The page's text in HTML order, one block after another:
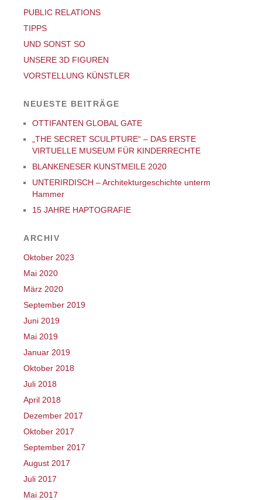
PUBLIC RELATIONS
TIPPS
UND SONST SO
UNSERE 3D FIGUREN
VORSTELLUNG KÜNSTLER
NEUESTE BEITRÄGE
OTTIFANTEN GLOBAL GATE
„THE SECRET SCULPTURE“ – DAS ERSTE
VIRTUELLE MUSEUM FÜR KINDERRECHTE
BLANKENESER KUNSTMEILE 2020
UNTERIRDISCH – Architekturgeschichte unterm
Hammer
15 JAHRE HAPTOGRAFIE
ARCHIV
Oktober 2023
Mai 2020
März 2020
September 2019
Juni 2019
Mai 2019
Januar 2019
Oktober 2018
Juli 2018
April 2018
Dezember 2017
Oktober 2017
September 2017
August 2017
Juli 2017
Mai 2017